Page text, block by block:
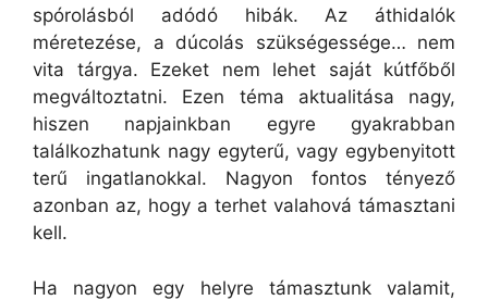
spórolásból adódó hibák. Az áthidalók
méretezése, a dúcolás szükségessége… nem
vita tárgya. Ezeket nem lehet saját kútfőből
megváltoztatni. Ezen téma aktualitása nagy,
hiszen napjainkban egyre gyakrabban
találkozhatunk nagy egyterű, vagy egybenyitott
terű ingatlanokkal. Nagyon fontos tényező
azonban az, hogy a terhet valahová támasztani
kell.
Ha nagyon egy helyre támasztunk valamit,